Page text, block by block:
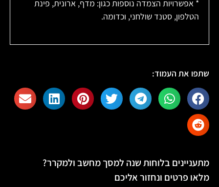
* אפשרויות הצמדה נוספות כגון: מדף, ארונית, פינת
הטלפון, סטנד שולחני, וכדומה.
שתפו את העמוד:
מתעניינים בלוחות שנה למסך מחשב ולמקרר?
מלאו פרטים ונחזור אליכם